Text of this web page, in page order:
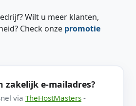
Wilt u meer klanten,
Check onze promotie
zakelijk e-mailadres?
via TheHostMasters -